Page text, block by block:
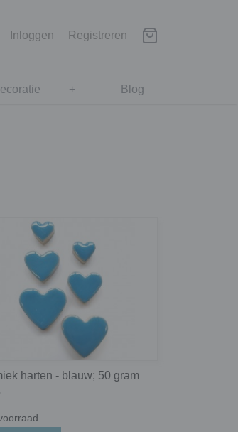
Inloggen Registreren
Blog
+
harten - blauw; 50 gram